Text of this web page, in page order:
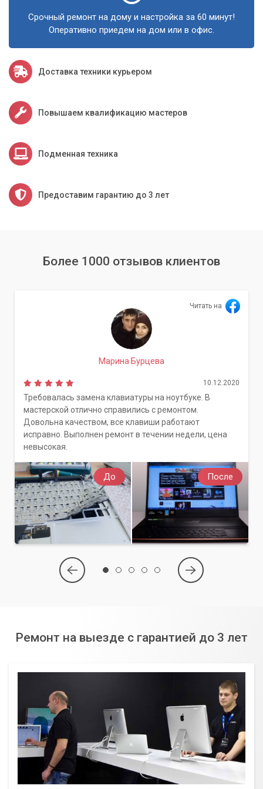
Инвестируйте в стабильность своего бизнеса
– выберите комплексное обслуживание
Срочный ремонт на дому и настройка за 60 минут!
Оперативно приедем на дом или в офис.
Доставка техники курьером
Повышаем квалификацию мастеров
Подменная техника
Предоставим гарантию до 3 лет
Более 1000 отзывов клиентов
До После
Читать на
Марина Бурцева
10.12.2020
Требовалась замена клавиатуры на ноутбуке. В
мастерской отлично справились с ремонтом.
Довольна качеством, все клавиши работают
исправно. Выполнен ремонт в течении недели, цена
невысокая.
Ремонт на выезде с гарантией до 3 лет